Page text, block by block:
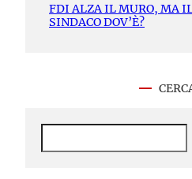
FDI ALZA IL MURO, MA
SINDACO DOV’È?
S